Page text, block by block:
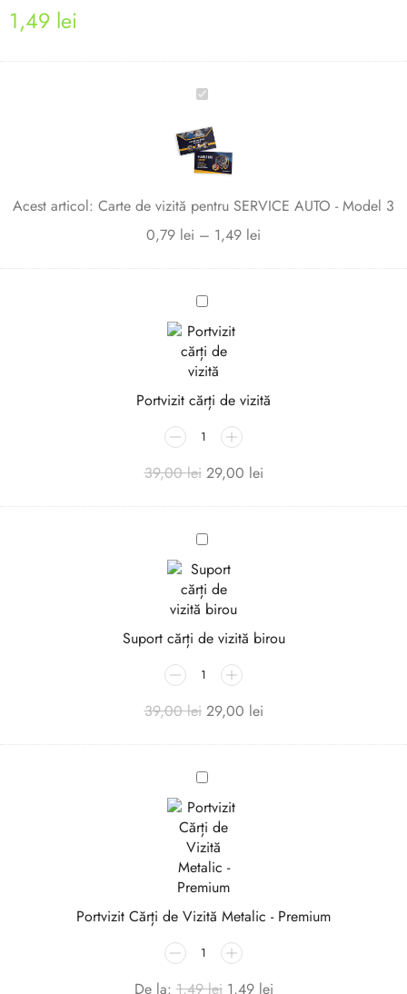
1,49 lei
Carte
vizită
pentru
SERVICE
-
Model
Acest articol: Carte de vizită pentru SERVICE AUTO - Model 3
0,79 lei – 1,49 lei
Portvizit
cărți
de
vizită
Portvizit cărți de vizită
39,00lei 29,00 lei
Suport
cărți
de
vizită
birou
Suport cărți de vizită birou
39,00lei 29,00 lei
Portvizit
Cărți
de
Vizită
Metalic
-
Premium
Portvizit Cărți de Vizită Metalic - Premium
De la:1,49lei 1,49 lei